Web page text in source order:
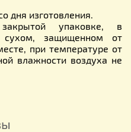
дня изготовления.
упаковке, в
сухом, защищенном от
при температуре от
влажности воздуха не